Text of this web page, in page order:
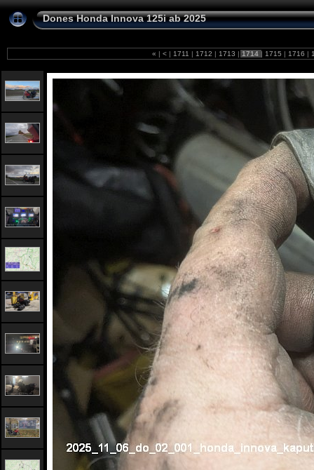
Dones Honda Innova 125i ab 2025
« | < | 1711 | 1712 | 1713 | 1714 | 1715 | 1716 |